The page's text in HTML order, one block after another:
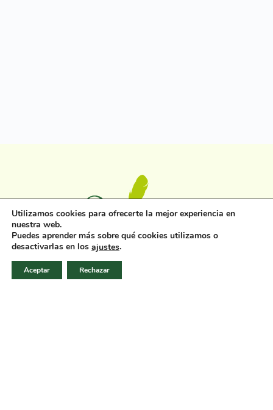
Utilizamos cookies para ofrecerte la mejor experiencia en
nuestra web.
Puedes aprender más sobre qué cookies utilizamos o
desactivarlas en los ajustes.
Aceptar Rechazar